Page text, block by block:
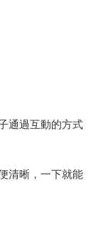
通過互動的方式
清晰，一下就能